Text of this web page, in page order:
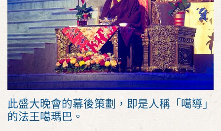
此盛大晚會的幕後策劃，即是人稱「噶導」
的法王噶瑪巴。